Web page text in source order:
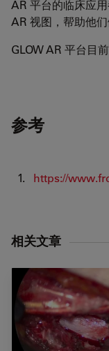
AR 平台的临床应
AR 视图，帮助他
GLOW AR 平台目
参考
https://
相关文章